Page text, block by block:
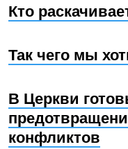
Кто
Так чего мы
В Церкви
конфликтов